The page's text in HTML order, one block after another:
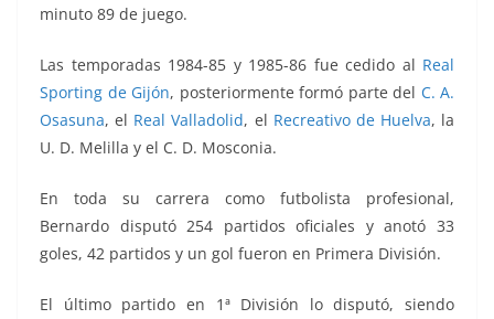
minuto 89 de juego.
Las temporadas 1984-85 y 1985-86 fue cedido al Real
Sporting de Gijón, posteriormente formó parte del C. A.
Osasuna, el Real Valladolid, el Recreativo de Huelva, la
U. D. Melilla y el C. D. Mosconia.
En toda su carrera como futbolista profesional,
Bernardo disputó 254 partidos oficiales y anotó 33
goles, 42 partidos y un gol fueron en Primera División.
El último partido en 1ª División lo disputó, siendo